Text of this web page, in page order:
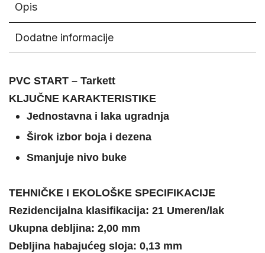
Opis
Dodatne informacije
PVC START – Tarkett
KLJUČNE KARAKTERISTIKE
Jednostavna i laka ugradnja
Širok izbor boja i dezena
Smanjuje nivo buke
TEHNIČKE I EKOLOŠKE SPECIFIKACIJE
Rezidencijalna klasifikacija: 21 Umeren/lak
Ukupna debljina: 2,00 mm
Debljina habajućeg sloja: 0,13 mm